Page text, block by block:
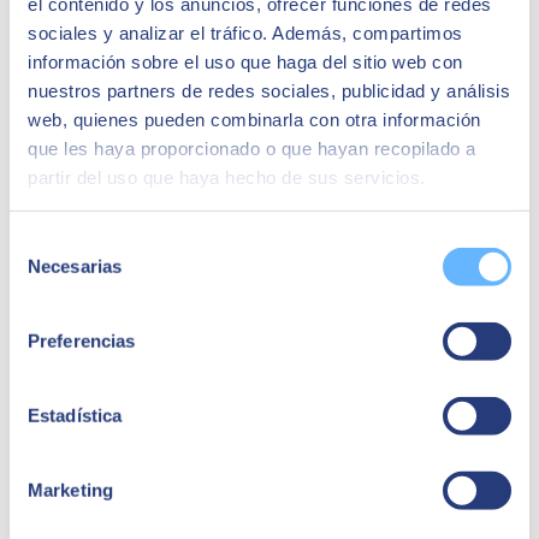
sociales y analizar el tráfico. Además, compartimos
información sobre el uso que haga del sitio web con
nuestros partners de redes sociales, publicidad y análisis
web, quienes pueden combinarla con otra información
que les haya proporcionado o que hayan recopilado a
partir del uso que haya hecho de sus servicios.
Necesarias
Preferencias
Estadística
Marketing
Peut-être que cela pourrait vous
intéresser
SEIDOR Global Kick-Off Meeting 2025 : une